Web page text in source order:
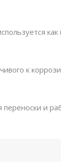
как
к
переноски и